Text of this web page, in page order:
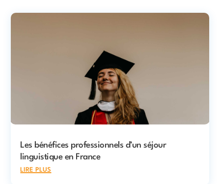
Les bénéfices professionnels d’un séjour
linguistique en France
lire plus